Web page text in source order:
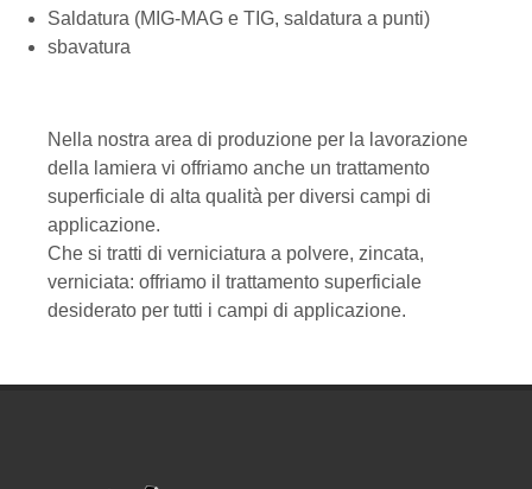
Saldatura (MIG-MAG e TIG, saldatura a punti)
sbavatura
Nella nostra area di produzione per la lavorazione
della lamiera vi offriamo anche un trattamento
superficiale di alta qualità per diversi campi di
applicazione.
Che si tratti di verniciatura a polvere, zincata,
verniciata: offriamo il trattamento superficiale
desiderato per tutti i campi di applicazione.